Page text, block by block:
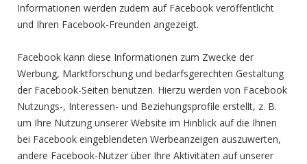
Informationen werden zudem auf Facebook veröffentlicht
und Ihren Facebook-Freunden angezeigt.
Facebook kann diese Informationen zum Zwecke der
Werbung, Marktforschung und bedarfsgerechten Gestaltung
der Facebook-Seiten benutzen. Hierzu werden von Facebook
Nutzungs-, Interessen- und Beziehungsprofile erstellt, z. B.
um Ihre Nutzung unserer Website im Hinblick auf die Ihnen
bei Facebook eingeblendeten Werbeanzeigen auszuwerten,
andere Facebook-Nutzer über Ihre Aktivitäten auf unserer